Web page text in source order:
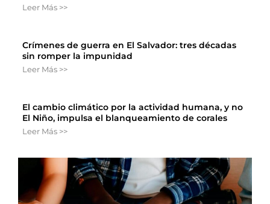
Leer Más >>
Crímenes de guerra en El Salvador: tres décadas
sin romper la impunidad
Leer Más >>
El cambio climático por la actividad humana, y no
El Niño, impulsa el blanqueamiento de corales
Leer Más >>